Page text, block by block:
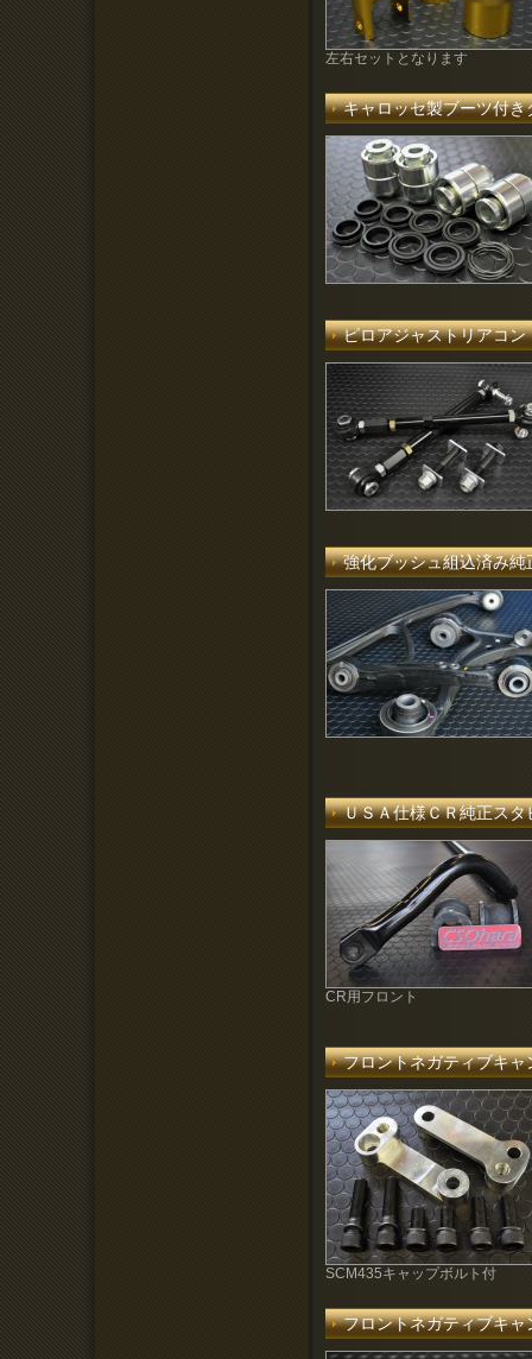
左右セットとなります
キャロッセ製ブーツ付
ピロアジャストリアコ
強化ブッシュ組込済み
ＵＳＡ仕様ＣＲ純正ス
CR用フロント
フロントネガティブキ
SCM435キャップボルト付
フロントネガティブキ